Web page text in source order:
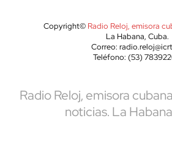
Copyright© Radio Reloj, emisora
La Habana, Cuba.
Correo:
Teléfono: (53)
Radio Reloj, emisora
noticias. La